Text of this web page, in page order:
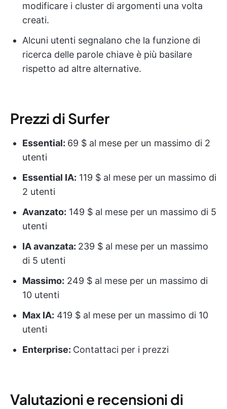
modificare i cluster di argomenti una volta
creati.
Alcuni utenti segnalano che la funzione di
ricerca delle parole chiave è più basilare
rispetto ad altre alternative.
Prezzi di Surfer
Essential: 69 $ al mese per un massimo di 2
utenti
Essential IA: 119 $ al mese per un massimo di
2 utenti
Avanzato: 149 $ al mese per un massimo di 5
utenti
IA avanzata: 239 $ al mese per un massimo
di 5 utenti
Massimo: 249 $ al mese per un massimo di
10 utenti
Max IA: 419 $ al mese per un massimo di 10
utenti
Enterprise: Contattaci per i prezzi
Valutazioni e recensioni di